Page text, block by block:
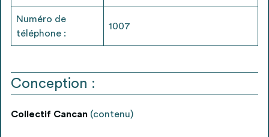
Numéro de
téléphone :
1007
Conception :
Collectif Cancan (contenu)